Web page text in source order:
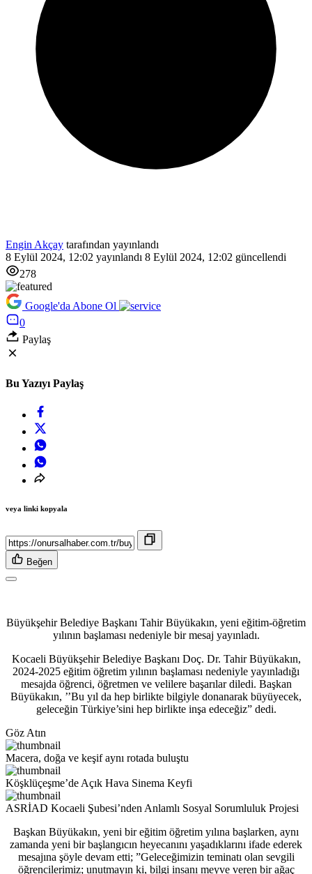
Engin Akçay tarafından yayınlandı
8 Eylül 2024, 12:02 yayınlandı 8 Eylül 2024, 12:02 güncellendi
278
Google'da Abone Ol
0
Paylaş
Bu Yazıyı Paylaş
veya linki kopyala
Beğen
Büyükşehir Belediye Başkanı Tahir Büyükakın, yeni eğitim-öğretim
yılının başlaması nedeniyle bir mesaj yayınladı.
Kocaeli Büyükşehir Belediye Başkanı Doç. Dr. Tahir Büyükakın,
2024-2025 eğitim öğretim yılının başlaması nedeniyle yayınladığı
mesajda öğrenci, öğretmen ve velilere başarılar diledi. Başkan
Büyükakın, ’’Bu yıl da hep birlikte bilgiyle donanarak büyüyecek,
geleceğin Türkiye’sini hep birlikte inşa edeceğiz” dedi.
Göz Atın
Macera, doğa ve keşif aynı rotada buluştu
Köşklüçeşme’de Açık Hava Sinema Keyfi
ASRİAD Kocaeli Şubesi’nden Anlamlı Sosyal Sorumluluk Projesi
Başkan Büyükakın, yeni bir eğitim öğretim yılına başlarken, aynı
zamanda yeni bir başlangıcın heyecanını yaşadıklarını ifade ederek
mesajına şöyle devam etti; ”Geleceğimizin teminatı olan sevgili
öğrencilerimiz; unutmayın ki, bilgi insanı meyve veren bir ağaç